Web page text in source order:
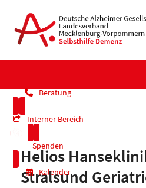
content
Beratung
Interner Bereich
Spenden
Kalender
Helios
Stralsund